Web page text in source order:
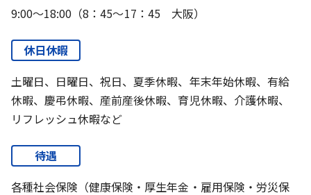
9:00～18:00（8：45～17：45 大阪）
休日休暇
土曜日、日曜日、祝日、夏季休暇、年末年始休暇、有給
休暇、慶弔休暇、産前産後休暇、育児休暇、介護休暇、
リフレッシュ休暇など
待遇
各種社会保険（健康保険・厚生年金・雇用保険・労災保